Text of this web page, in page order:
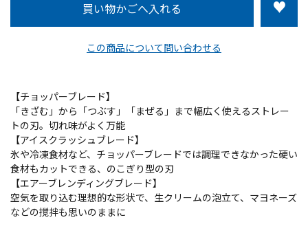
この商品について問い合わせる
【チョッパーブレード】
「きざむ」から「つぶす」「まぜる」まで幅広く使えるストレー
トの刃。切れ味がよく万能
【アイスクラッシュブレード】
氷や冷凍食材など、チョッパーブレードでは調理できなかった硬い
食材もカットできる、のこぎり型の刃
【エアーブレンディングブレード】
空気を取り込む理想的な形状で、生クリームの泡立て、マヨネーズ
などの撹拌も思いのままに